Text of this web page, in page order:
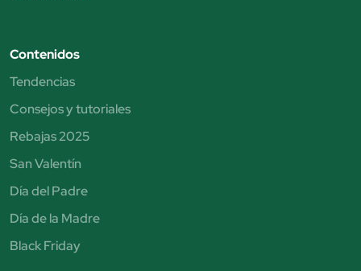
Contenidos
Tendencias
Consejos y tutoriales
Rebajas 2025
San Valentín
Día del Padre
Día de la Madre
Black Friday